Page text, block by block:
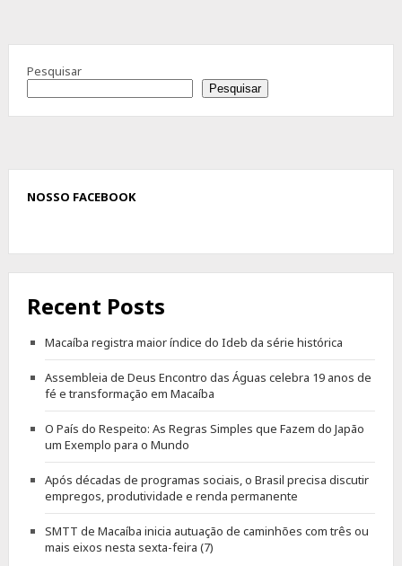
Pesquisar
Pesquisar
NOSSO FACEBOOK
Recent Posts
Macaíba registra maior índice do Ideb da série histórica
Assembleia de Deus Encontro das Águas celebra 19 anos de
fé e transformação em Macaíba
O País do Respeito: As Regras Simples que Fazem do Japão
um Exemplo para o Mundo
Após décadas de programas sociais, o Brasil precisa discutir
empregos, produtividade e renda permanente
SMTT de Macaíba inicia autuação de caminhões com três ou
mais eixos nesta sexta-feira (7)